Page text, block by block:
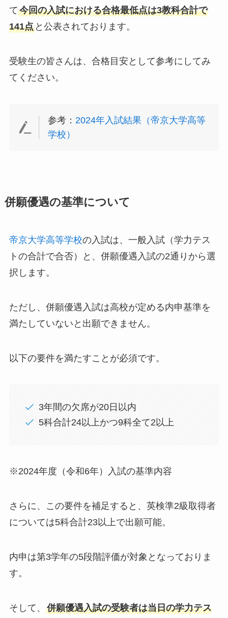
て今回の入試における合格最低点は3教科合計で
141点と公表されております。
受験生の皆さんは、合格目安として参考にしてみ
てください。
参考： 2024年入試結果（帝京大学高等
学校）
併願優遇の基準について
帝京大学高等学校の入試は、一般入試（学力テス
トの合計で合否）と、併願優遇入試の2通りから選
択します。
ただし、併願優遇入試は高校が定める内申基準を
満たしていないと出願できません。
以下の要件を満たすことが必須です。
3年間の欠席が20日以内
5科合計24以上かつ9科全て2以上
※2024年度（令和6年）入試の基準内容
さらに、この要件を補足すると、英検準2級取得者
については5科合計23以上で出願可能。
内申は第3学年の5段階評価が対象となっておりま
す。
そして、 併願優遇入試の受験者は当日の学力テス